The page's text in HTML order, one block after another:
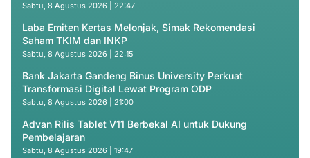
Sabtu, 8 Agustus 2026 | 22:47
Laba Emiten Kertas Melonjak, Simak Rekomendasi
Saham TKIM dan INKP
Sabtu, 8 Agustus 2026 | 22:15
Bank Jakarta Gandeng Binus University Perkuat
Transformasi Digital Lewat Program ODP
Sabtu, 8 Agustus 2026 | 21:00
Advan Rilis Tablet V11 Berbekal AI untuk Dukung
Pembelajaran
Sabtu, 8 Agustus 2026 | 19:47